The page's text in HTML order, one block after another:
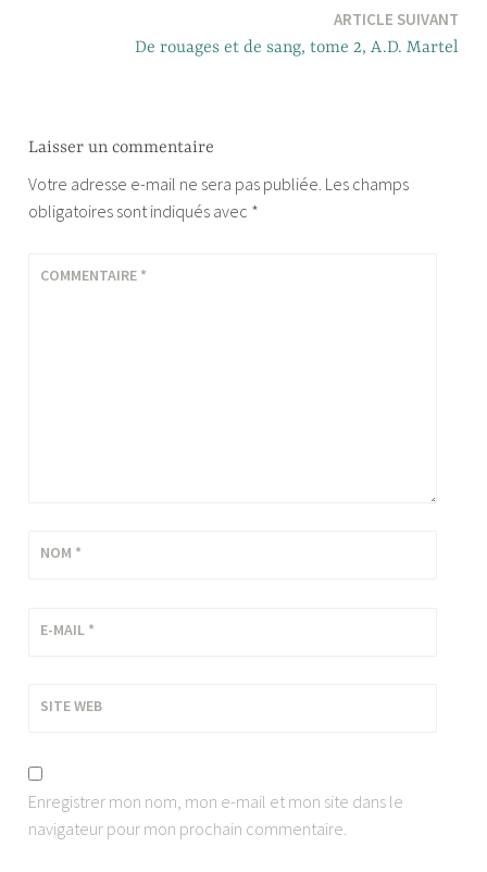
ARTICLE SUIVANT
De rouages et de sang, tome 2, A.D. Martel
Laisser un commentaire
Votre adresse e-mail ne sera pas publiée. Les champs
obligatoires sont indiqués avec *
COMMENTAIRE *
NOM *
E-MAIL *
SITE WEB
Enregistrer mon nom, mon e-mail et mon site dans le
navigateur pour mon prochain commentaire.